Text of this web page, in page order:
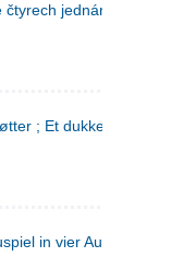
jednáních
; Et dukkehjem ;
in vier Aufzügen